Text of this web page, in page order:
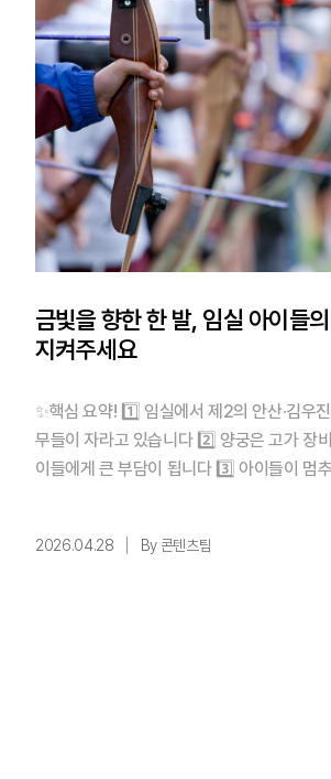
금빛을 향한 한 발, 임실 아이들
지켜주세요
✨핵심 요약! 1️⃣ 임실에서 제2의 안산·김우
무들이 자라고 있습니다 2️⃣ 양궁은 고가 장
이들에게 큰 부담이 됩니다 3️⃣ 아이들이 멈
께 당기는 활시위, 아이들의 내일 1. 세계를 향한 첫 조준, 임실 양궁
2026.04.28 By 콘텐츠팀